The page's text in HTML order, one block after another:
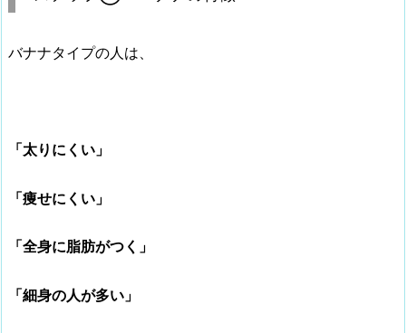
バナナタイプの人は、
「太りにくい」
「痩せにくい」
「全身に脂肪がつく」
「細身の人が多い」